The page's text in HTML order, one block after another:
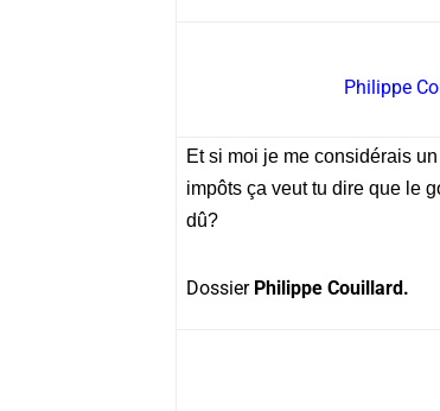
Philippe
Et si moi je me considérais
impôts ça veut tu dire que le
dû?
Dossier Philippe Couillard.